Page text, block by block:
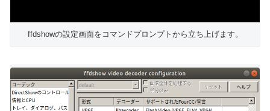
ffdshowの設定画面をコマンドプロンプトから立ち上げます。